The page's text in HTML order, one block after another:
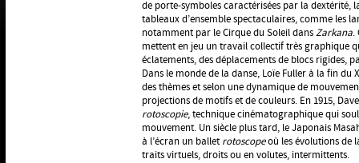
de porte-symboles caractérisées par la dextérité,
tableaux d’ensemble spectaculaires, comme les
notamment par le Cirque du Soleil dansZarkana.
mettent en jeu un travail collectif très graphique
éclatements, des déplacements de blocs rigides,
Dans le monde de la danse, Loïe Fuller à la fin du
des thèmes et selon une dynamique de
projections de motifs et de couleurs. En 1915,
rotoscopie, technique cinématographique qui
mouvement. Un siècle plus tard, le Japonais
à l’écran un balletrotoscopeoù les évolutions de
traits virtuels, droits ou en volutes, intermittents.